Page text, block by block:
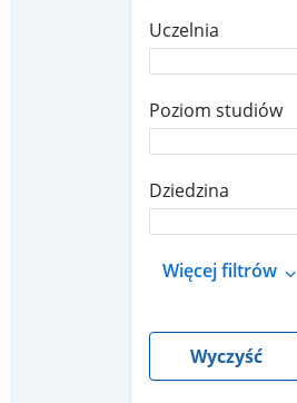
Uczelnia
Poziom studiów
Dziedzina
Więcej filtrów
Wyczyść